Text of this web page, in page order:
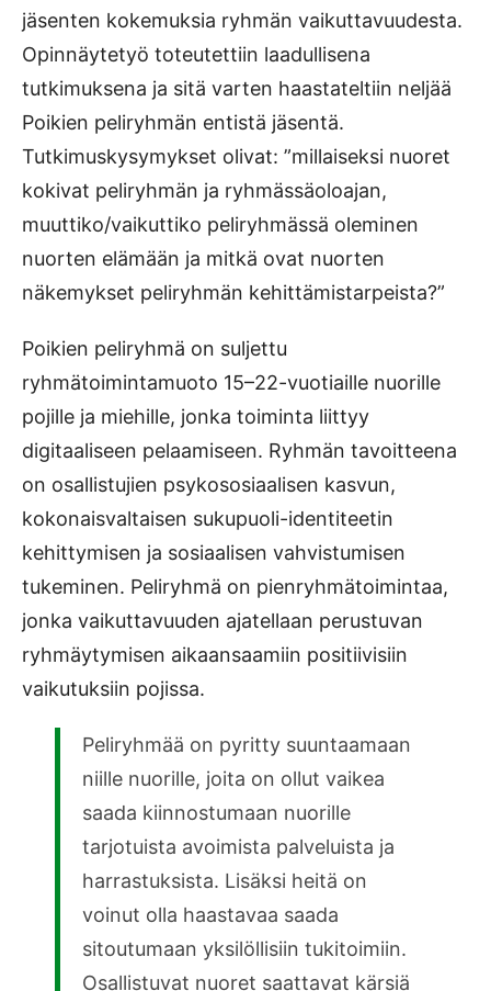
jäsenten kokemuksia ryhmän vaikuttavuudesta.
Opinnäytetyö toteutettiin laadullisena
tutkimuksena ja sitä varten haastateltiin neljää
Poikien peliryhmän entistä jäsentä.
Tutkimuskysymykset olivat: ”millaiseksi nuoret
kokivat peliryhmän ja ryhmässäoloajan,
muuttiko/vaikuttiko peliryhmässä oleminen
nuorten elämään ja mitkä ovat nuorten
näkemykset peliryhmän kehittämistarpeista?”
Poikien peliryhmä on suljettu
ryhmätoimintamuoto 15–22-vuotiaille nuorille
pojille ja miehille, jonka toiminta liittyy
digitaaliseen pelaamiseen. Ryhmän tavoitteena
on osallistujien psykososiaalisen kasvun,
kokonaisvaltaisen sukupuoli-identiteetin
kehittymisen ja sosiaalisen vahvistumisen
tukeminen. Peliryhmä on pienryhmätoimintaa,
jonka vaikuttavuuden ajatellaan perustuvan
ryhmäytymisen aikaansaamiin positiivisiin
vaikutuksiin pojissa.
Peliryhmää on pyritty suuntaamaan
niille nuorille, joita on ollut vaikea
saada kiinnostumaan nuorille
tarjotuista avoimista palveluista ja
harrastuksista. Lisäksi heitä on
voinut olla haastavaa saada
sitoutumaan yksilöllisiin tukitoimiin.
Osallistuvat nuoret saattavat kärsiä